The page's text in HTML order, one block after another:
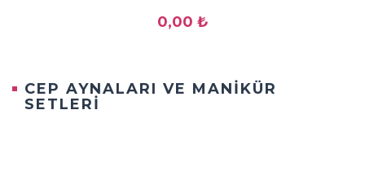
0,00 ₺
CEP AYNALARI VE MANİKÜR
SETLERİ